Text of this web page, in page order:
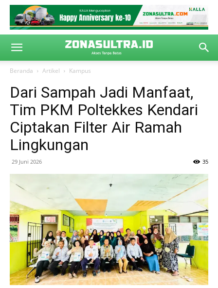
Beranda Artikel Kampus
Dari Sampah Jadi Manfaat,
Tim PKM Poltekkes Kendari
Ciptakan Filter Air Ramah
Lingkungan
29 Juni 2026 35